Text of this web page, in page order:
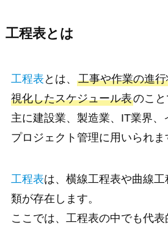
工程表とは
工程表 とは、 工事や作業の進
視化したスケジュール表のこと
主に建設業、製造業、IT業界
プロジェクト管理に用いられま
工程表は、横線工程表や曲線
類が存在します。
ここでは、工程表の中でも代